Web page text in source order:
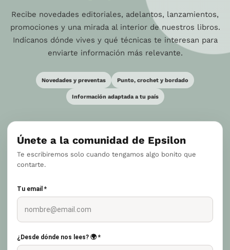
Recibe novedades editoriales, adelantos, lanzamientos,
promociones y una mirada al interior de nuestros libros.
Indícanos dónde vives y qué técnicas te interesan para
enviarte información más relevante.
Novedades y preventas Punto, crochet y bordado
Información adaptada a tu país
Únete a la comunidad de Epsilon
Te escribiremos solo cuando tengamos algo bonito que
contarte.
Tu email *
¿Desde dónde nos lees? 🌍 *